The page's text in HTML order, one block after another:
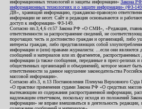
информационных технологий и защиты информации» Закона
информационных технологиях и о защите информации» (ФЗ-
ДВ», хранящий информацию, гражданско-правовую
информации не несет. Сайт и редакция основываются и
доступ к информации» ФЗ-149.
Согласно пп.3,4,6 ст.57 Закона РФ «О СМИ», «Редакция,
ответственности за распространение сведений, не
порочащих честь и достоинство граждан и организаций, либо
интересы граждан, либо представляющих собой
информации и (или) правами журналиста: ...если они являются
сообщений и материалов или их фрагментов, распространенных
информации (а также сообщения, переданные в пресс-релизах и
общественных организаций и объединений), которое может
ответственности за данное нарушение законодательства
массовой информации».
Согласно абз.3, п.13 Постановления Пленума Верховного
«О практике применения судами Закона РФ «О средствах
вытекающим из содержания распространенной информации,
надлежащим ответчиком, поскольку исходя из положений
информации» не вправе вмешиваться в деятельность редакции,